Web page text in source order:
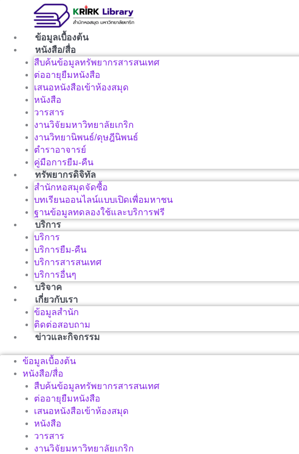
ข้อมูลเบื้องต้น
หนังสือ/สื่อ
สืบค้นข้อมูลทรัพยากรสารสนเทศ
ต่ออายุยืมหนังสือ
เสนอหนังสือเข้าห้องสมุด
หนังสือ
วารสาร
งานวิจัยมหาวิทยาลัยเกริก
งานวิทยานิพนธ์/ดุษฎีนิพนธ์
ตำราอาจารย์
คู่มือการยืม-คืน
ทรัพยากรดิจิทัล
สำนักหอสมุดจัดซื้อ
บทเรียนออนไลน์แบบเปิดเพื่อมหาชน
ฐานข้อมูลทดลองใช้และบริการฟรี
บริการ
บริการ
บริการยืม-คืน
บริการสารสนเทศ
บริการอื่นๆ
บริจาค
เกี่ยวกับเรา
ข้อมูลสำนัก
ติดต่อสอบถาม
ข่าวและกิจกรรม
ข้อมูลเบื้องต้น
หนังสือ/สื่อ
สืบค้นข้อมูลทรัพยากรสารสนเทศ
ต่ออายุยืมหนังสือ
เสนอหนังสือเข้าห้องสมุด
หนังสือ
วารสาร
งานวิจัยมหาวิทยาลัยเกริก